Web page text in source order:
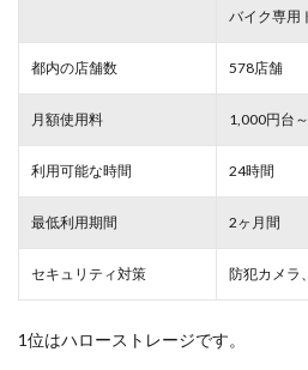
バイク専用
都内の店舗数 578店舗
月額使用料 1,000円台
利用可能な時間 24時間
最低利用期間 2ヶ月間
セキュリティ対策 防犯カメラ
1位はハローストレージです。